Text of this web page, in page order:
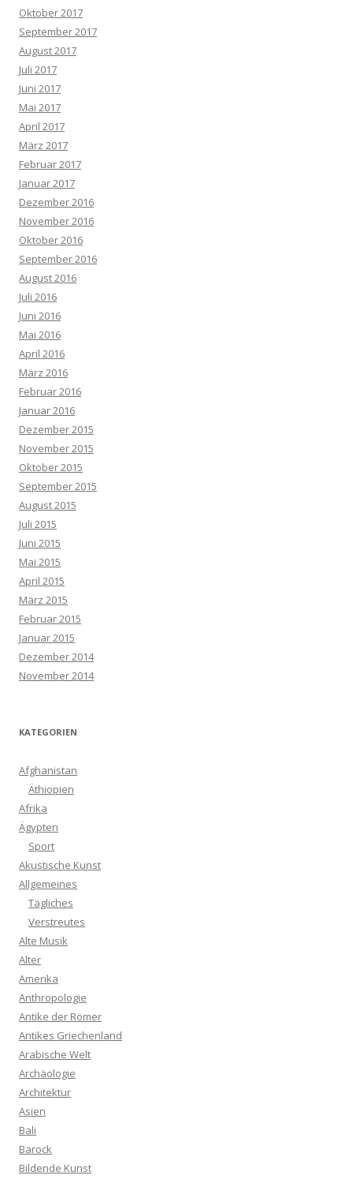
Oktober 2017
September 2017
August 2017
Juli 2017
Juni 2017
Mai 2017
April 2017
März 2017
Februar 2017
Januar 2017
Dezember 2016
November 2016
Oktober 2016
September 2016
August 2016
Juli 2016
Juni 2016
Mai 2016
April 2016
März 2016
Februar 2016
Januar 2016
Dezember 2015
November 2015
Oktober 2015
September 2015
August 2015
Juli 2015
Juni 2015
Mai 2015
April 2015
März 2015
Februar 2015
Januar 2015
Dezember 2014
November 2014
KATEGORIEN
Afghanistan
Äthiopien
Afrika
Ägypten
Sport
Akustische Kunst
Allgemeines
Tägliches
Verstreutes
Alte Musik
Alter
Amerika
Anthropologie
Antike der Römer
Antikes Griechenland
Arabische Welt
Archäologie
Architektur
Asien
Bali
Barock
Bildende Kunst